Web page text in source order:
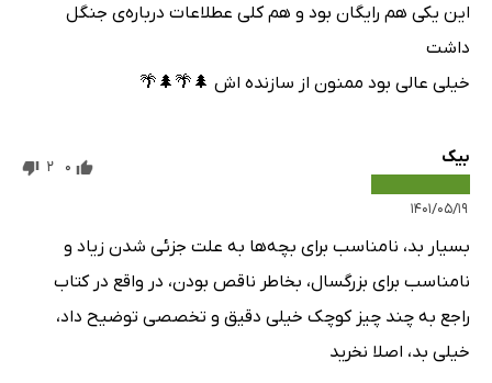
این یکی هم رایگان بود و هم کلی عطلاعات درباره‌ی جنگل
داشت
خیلی عالی بود ممنون از سازنده اش‌ 🌲🌴🌲🌴
بیک
۱۴۰۱/۰۵/۱۹
0
2
بسیار بد، نامناسب برای بچه‌ها به علت جزئی شدن زیاد و
نامناسب برای بزرگسال، بخاطر ناقص بودن، در واقع در کتاب
راجع به چند چیز کوچک خیلی دقیق و تخصصی توضیح داد،
خیلی بد، اصلا نخرید